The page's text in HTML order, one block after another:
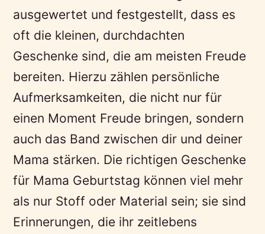
ausgewertet und festgestellt, dass es
oft die kleinen, durchdachten
Geschenke sind, die am meisten Freude
bereiten. Hierzu zählen persönliche
Aufmerksamkeiten, die nicht nur für
einen Moment Freude bringen, sondern
auch das Band zwischen dir und deiner
Mama stärken. Die richtigen Geschenke
für Mama Geburtstag können viel mehr
als nur Stoff oder Material sein; sie sind
Erinnerungen, die ihr zeitlebens